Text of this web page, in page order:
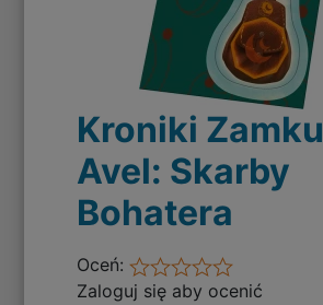
Kroniki Zamku
Avel: Skarby
Bohatera
Oceń:
Zaloguj się aby ocenić